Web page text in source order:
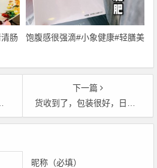
肠
饱腹感很强滴#小象健康#轻膳美
下一篇
货收到了，包装很好，日期也是新的，都是独立小包装，上班携带很方便…
昵称（必填）